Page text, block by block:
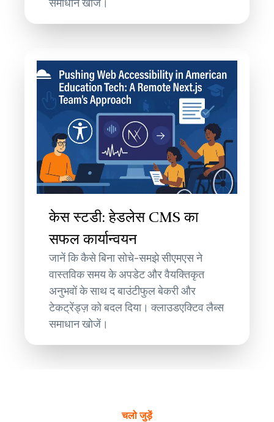
समाधान खोजें।
केस स्टडी: हेडलेस CMS का
सफल कार्यान्वयन
जानें कि कैसे बिना सोचे-समझे सीएमएस ने
वास्तविक समय के अपडेट और वैयक्तिकृत
अनुभवों के साथ द बाउंटीफुल बेकरी और
टेकट्रेंड्ज़ को बदल दिया। क्लाउडएक्टिव लैब्स
समाधान खोजें।
चलो जुड़ें